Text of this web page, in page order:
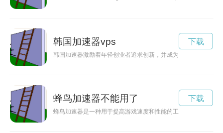
韩国加速器vps
韩国加速器激励着年轻创业者追求创新，并成为他们实现创业
下载
蜂鸟加速器不能用了
蜂鸟加速器是一种用于提高游戏速度和性能的工具。它能够在
下载